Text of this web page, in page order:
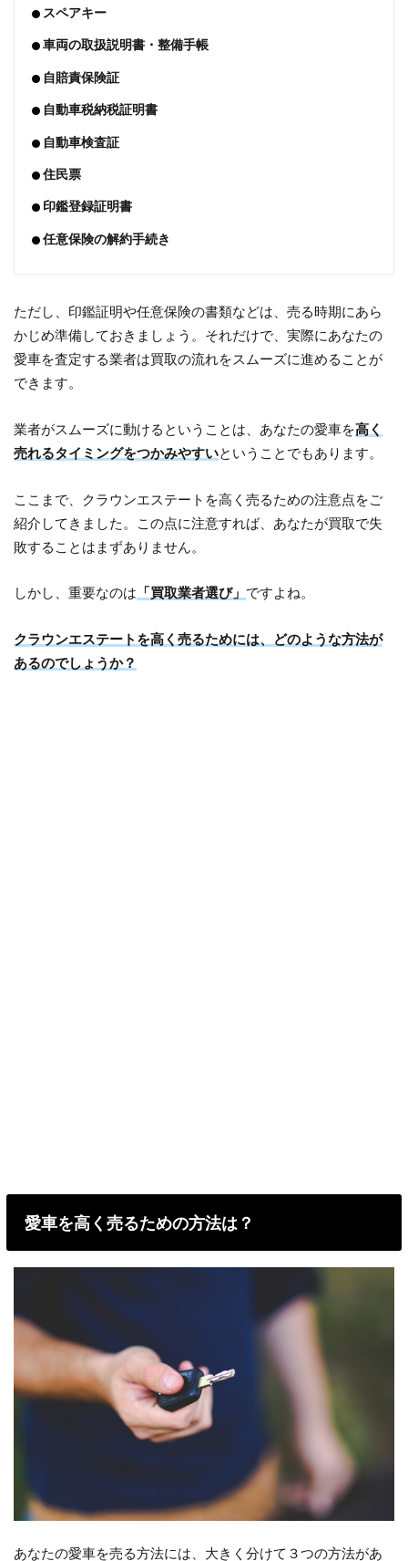
スペアキー
車両の取扱説明書・整備手帳
自賠責保険証
自動車税納税証明書
自動車検査証
住民票
印鑑登録証明書
任意保険の解約手続き
ただし、印鑑証明や任意保険の書類などは、売る時期にあら
かじめ準備しておきましょう。それだけで、実際にあなたの
愛車を査定する業者は買取の流れをスムーズに進めることが
できます。
業者がスムーズに動けるということは、あなたの愛車を高く
売れるタイミングをつかみやすいということでもあります。
ここまで、クラウンエステートを高く売るための注意点をご
紹介してきました。この点に注意すれば、あなたが買取で失
敗することはまずありません。
しかし、重要なのは 「買取業者選び」 ですよね。
クラウンエステートを高く売るためには、どのような方法が
あるのでしょうか？
愛車を高く売るための方法は？
あなたの愛車を売る方法には、大きく分けて３つの方法があ